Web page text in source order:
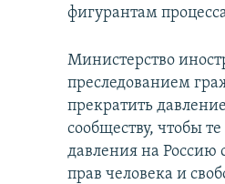
фигурантам
Министерство
преследованием
прекратить
сообществу, чтобы
давления на Россию
прав человека и